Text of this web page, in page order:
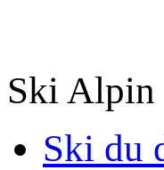
Ski Alpin
Ski du